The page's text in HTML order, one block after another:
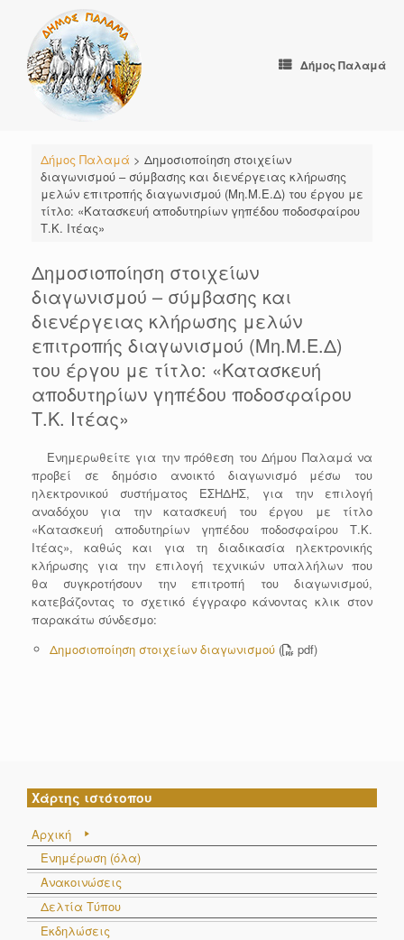
content
Δήμος Παλαμά
Δήμος Παλαμά > Δημοσιοποίηση στοιχείων
διαγωνισμού – σύμβασης και διενέργειας κλήρωσης
μελών επιτροπής διαγωνισμού (Μη.Μ.Ε.Δ) του έργου με
τίτλο: «Κατασκευή αποδυτηρίων γηπέδου ποδοσφαίρου
Τ.Κ. Ιτέας»
Δημοσιοποίηση στοιχείων
διαγωνισμού – σύμβασης και
διενέργειας κλήρωσης μελών
επιτροπής διαγωνισμού (Μη.Μ.Ε.Δ)
του έργου με τίτλο: «Κατασκευή
αποδυτηρίων γηπέδου ποδοσφαίρου
Τ.Κ. Ιτέας»
Eνημερωθείτε για την πρόθεση του Δήμου Παλαμά να
προβεί σε δημόσιο ανοικτό διαγωνισμό μέσω του
ηλεκτρονικού συστήματος ΕΣΗΔΗΣ, για την επιλογή
αναδόχου για την κατασκευή του έργου με τίτλο
«Κατασκευή αποδυτηρίων γηπέδου ποδοσφαίρου Τ.Κ.
Ιτέας», καθώς και για τη διαδικασία ηλεκτρονικής
κλήρωσης για την επιλογή τεχνικών υπαλλήλων που
θα συγκροτήσουν την επιτροπή του διαγωνισμού,
κατεβάζοντας το σχετικό έγγραφο κάνοντας κλικ στον
παρακάτω σύνδεσμο:
Δημοσιοποίηση στοιχείων διαγωνισμού( pdf)
Χάρτης ιστότοπου
Αρχική
Ενημέρωση (όλα)
Ανακοινώσεις
Δελτία Τύπου
Εκδηλώσεις